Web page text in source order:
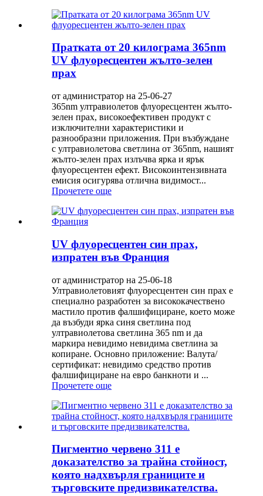
Пратката от 20 килограма 365nm
UV флуоресцентен жълто-зелен
прах
от администратор на 25-06-27
365nm ултравиолетов флуоресцентен жълто-
зелен прах, високоефективен продукт с
изключителни характеристики и
разнообразни приложения. При възбуждане
с ултравиолетова светлина от 365nm, нашият
жълто-зелен прах излъчва ярка и ярък
флуоресцентен ефект. Високоинтензивната
емисия осигурява отлична видимост...
Прочетете още
UV флуоресцентен син прах,
изпратен във Франция
от администратор на 25-06-18
Ултравиолетовият флуоресцентен син прах е
специално разработен за висококачествено
мастило против фалшифициране, което може
да възбуди ярка синя светлина под
ултравиолетова светлина 365 nm и да
маркира невидимо невидима светлина за
копиране. Основно приложение: Валута/
сертификат: невидимо средство против
фалшифициране на евро банкноти и ...
Прочетете още
Пигментно червено 311 е
доказателство за трайна стойност,
която надхвърля границите и
търговските предизвикателства.